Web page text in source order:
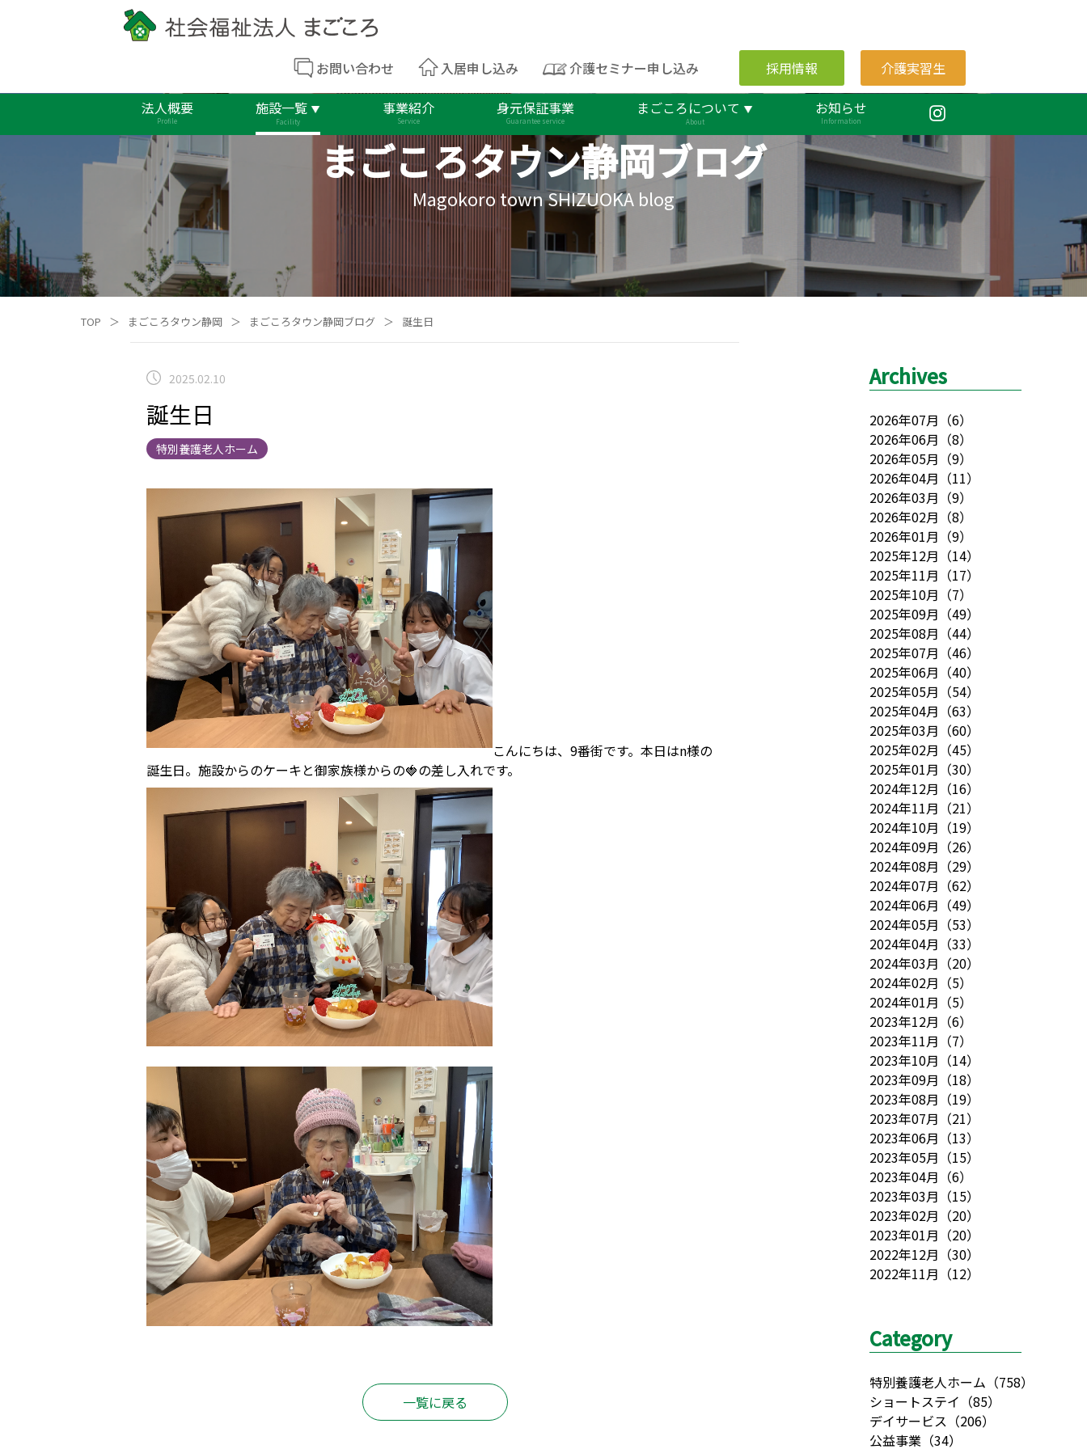
お問い合わせ 入居申し込み 介護セミナー申し込み 採用情報 介護実習生
法人概要
Profile
施設一覧
Facility
事業紹介
Service
身元保証事業
Guarantee service
まごころについて
About
お知らせ
Information
まごころタウン静岡ブログ
Magokoro town SHIZUOKA blog
TOP ＞ まごころタウン静岡 ＞ まごころタウン静岡ブログ ＞ 誕生日
2025.02.10
誕生日
特別養護老人ホーム
こんにちは、9番街です。本日はn様の
誕生日。施設からのケーキと御家族様からの🍓の差し入れです。
一覧に戻る
Archives
2026年07月 （6）
2026年06月 （8）
2026年05月 （9）
2026年04月 （11）
2026年03月 （9）
2026年02月 （8）
2026年01月 （9）
2025年12月 （14）
2025年11月 （17）
2025年10月 （7）
2025年09月 （49）
2025年08月 （44）
2025年07月 （46）
2025年06月 （40）
2025年05月 （54）
2025年04月 （63）
2025年03月 （60）
2025年02月 （45）
2025年01月 （30）
2024年12月 （16）
2024年11月 （21）
2024年10月 （19）
2024年09月 （26）
2024年08月 （29）
2024年07月 （62）
2024年06月 （49）
2024年05月 （53）
2024年04月 （33）
2024年03月 （20）
2024年02月 （5）
2024年01月 （5）
2023年12月 （6）
2023年11月 （7）
2023年10月 （14）
2023年09月 （18）
2023年08月 （19）
2023年07月 （21）
2023年06月 （13）
2023年05月 （15）
2023年04月 （6）
2023年03月 （15）
2023年02月 （20）
2023年01月 （20）
2022年12月 （30）
2022年11月 （12）
Category
特別養護老人ホーム （758）
ショートステイ （85）
デイサービス （206）
公益事業 （34）